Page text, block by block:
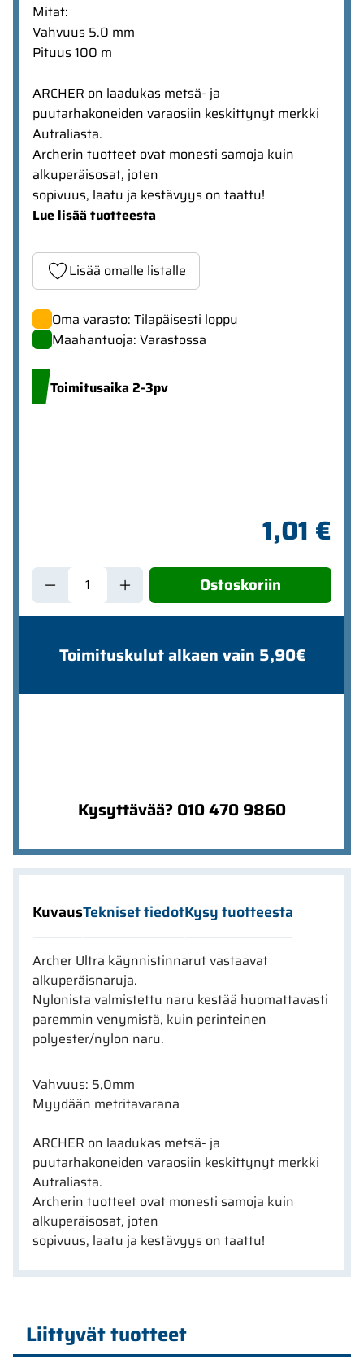
Mitat:
Vahvuus 5.0 mm
Pituus 100 m
ARCHER on laadukas metsä- ja
puutarhakoneiden varaosiin keskittynyt merkki
Autraliasta.
Archerin tuotteet ovat monesti samoja kuin
alkuperäisosat, joten
sopivuus, laatu ja kestävyys on taattu!
Lue lisää tuotteesta
Lisää omalle listalle
Oma varasto: Tilapäisesti loppu
Maahantuoja: Varastossa
Toimitusaika 2-3pv
1,01 €
Ostoskoriin
Toimituskulut alkaen vain 5,90€
Kysyttävää? 010 470 9860
KuvausTekniset tiedotKysy tuotteesta
Archer Ultra käynnistinnarut vastaavat
alkuperäisnaruja.
Nylonista valmistettu naru kestää huomattavasti
paremmin venymistä, kuin perinteinen
polyester/nylon naru.
Vahvuus: 5,0mm
Myydään metritavarana
ARCHER on laadukas metsä- ja
puutarhakoneiden varaosiin keskittynyt merkki
Autraliasta.
Archerin tuotteet ovat monesti samoja kuin
alkuperäisosat, joten
sopivuus, laatu ja kestävyys on taattu!
Liittyvät tuotteet